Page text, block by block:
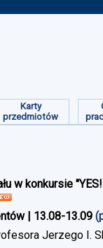
Karty
przedmiotów
w konkursie
| 13.08-13.09
Jerzego I.